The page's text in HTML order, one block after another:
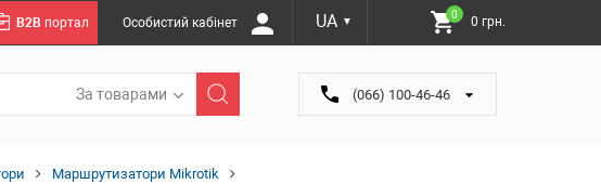
B2B портал Особистий кабінет UA ▼
0 0 грн.
За товарами (066) 100-46-46
Маршрутизатори Mikrotik